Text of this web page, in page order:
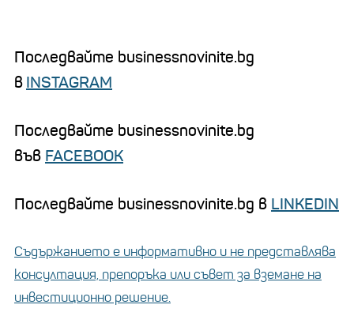
Последвайте businessnovinite.bg
в INSTAGRAM
Последвайте businessnovinite.bg
във FACEBOOK
Последвайте businessnovinite.bg в LINKEDIN
Съдържанието е информативно и не представлява
консултация, препоръка или съвет за вземане на
инвестиционно решение.